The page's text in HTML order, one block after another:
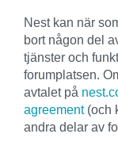
Nest kan när
bort någon del
tjänster och
forumplatsen.
avtalet på
agreement(och
andra delar av